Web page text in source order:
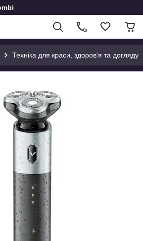
Техніка для краси, здоров'я та догляду